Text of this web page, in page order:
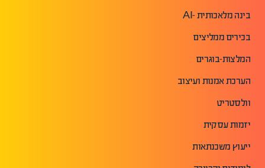
בינה מלאכותית -AI
בכירים ממליצים
המלצות-בוגרים
הערכת אמנות ועיצוב
וולסטריט
יזמות עסקית
ייעוץ משכנתאות